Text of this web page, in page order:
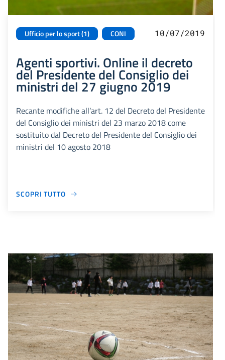
Ufficio per lo sport (1) CONI 10/07/2019
Agenti sportivi. Online il decreto
del Presidente del Consiglio dei
ministri del 27 giugno 2019
Recante modifiche all’art. 12 del Decreto del Presidente
del Consiglio dei ministri del 23 marzo 2018 come
sostituito dal Decreto del Presidente del Consiglio dei
ministri del 10 agosto 2018
SCOPRI TUTTO